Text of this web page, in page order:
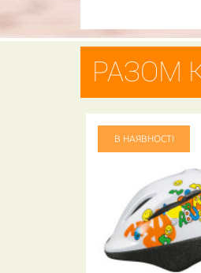
РАЗОМ
В НАЯВНОСТІ